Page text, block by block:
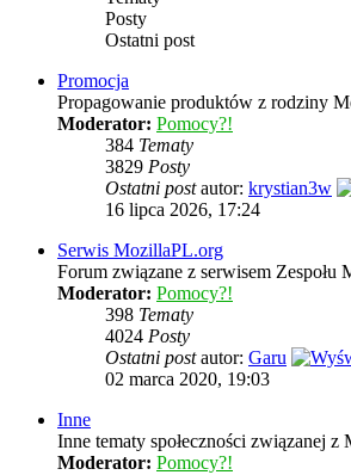
Posty
Ostatni post
Promocja
Propagowanie produktów z rodziny
Moderator: Pomocy?!
384 Tematy
3829 Posty
Ostatni postautor: krystian3w
16 lipca 2026, 17:24
Serwis MozillaPL.org
Forum związane z serwisem
Moderator: Pomocy?!
398 Tematy
4024 Posty
Ostatni postautor: Garu
02 marca 2020, 19:03
Inne
Inne tematy społeczności związanej
Moderator: Pomocy?!